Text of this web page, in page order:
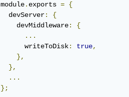
module. exports = {
  devServer
:
{
    devMiddleware
:
{
...
      writeToDisk
: true,
},
},
...
};